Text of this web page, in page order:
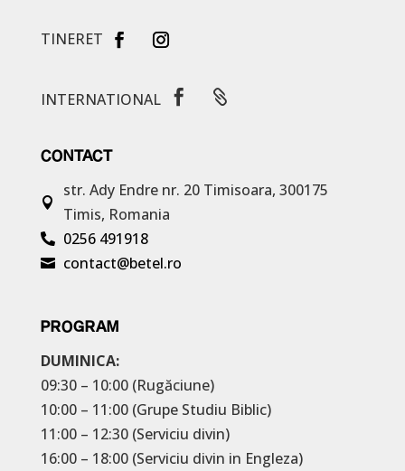
TINERET
INTERNATIONAL  
CONTACT

str. Ady Endre nr. 20 Timisoara, 300175
Timis, Romania
 0256 491918
 contact@betel.ro
PROGRAM
DUMINICA:
09:30 – 10:00 (Rugăciune)
10:00 – 11:00 (Grupe Studiu Biblic)
11:00 – 12:30 (Serviciu divin)
16:00 – 18:00 (Serviciu divin in Engleza)